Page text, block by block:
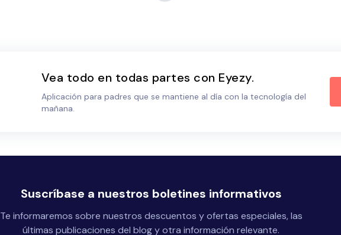
Vea todo en todas partes con Eyezy.
Aplicación para padres que se mantiene al día con la tecnología del
mañana.
Suscríbase a nuestros boletines informativos
Te informaremos sobre nuestros descuentos y ofertas especiales, las
últimas publicaciones del blog y otra información relevante.